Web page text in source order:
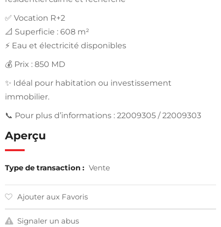
✅ Vocation R+2
📐 Superficie : 608 m²
⚡ Eau et électricité disponibles
💰 Prix : 850 MD
✨ Idéal pour habitation ou investissement
immobilier.
📞 Pour plus d’informations : 22009305 / 22009303
Aperçu
Type de transaction : Vente
Ajouter aux Favoris
Signaler un abus